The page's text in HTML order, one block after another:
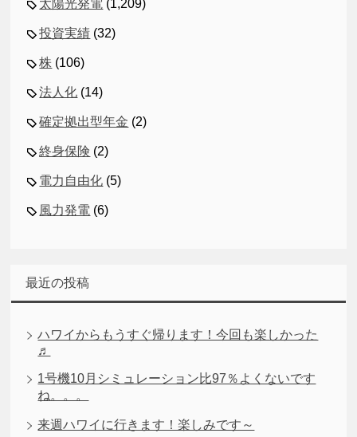
太陽光発電 (1,209)
投資実績 (32)
株 (106)
法人化 (14)
確定拠出型年金 (2)
終身保険 (2)
電力自由化 (5)
風力発電 (6)
最近の投稿
ハワイからもうすぐ帰ります！今回も楽しかった
♬
1号機10月シミュレーション比97％よくないです
ね。。。
来週ハワイに行きます！楽しみです～